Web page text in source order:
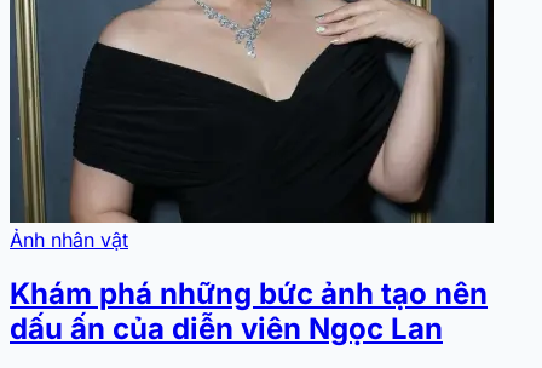
Ảnh nhân vật
Khám phá những bức ảnh tạo nên
dấu ấn của diễn viên Ngọc Lan